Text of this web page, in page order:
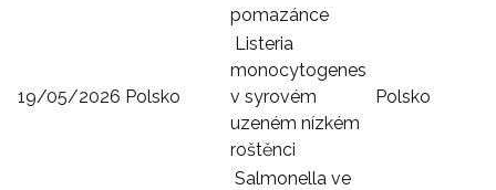
pomazánce
19/05/2026 Polsko
Listeria
monocytogenes
v syrovém
uzeném nízkém
roštěnci
Polsko
Salmonella ve